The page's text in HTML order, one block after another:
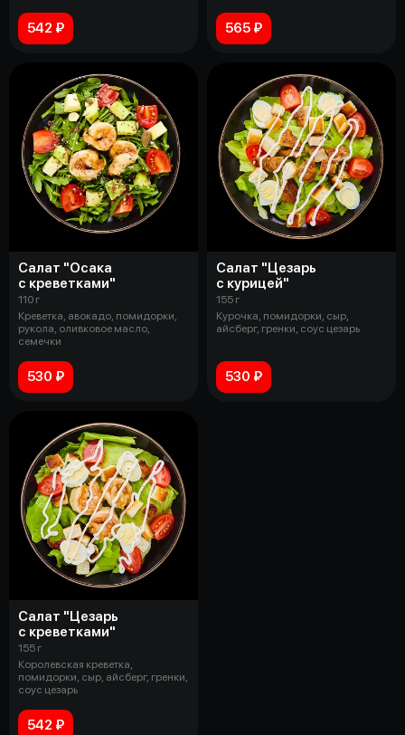
542 ₽ 565 ₽
Салат "Осака
с креветками"
110 г
Креветка, авокадо, помидорки,
рукола, оливковое масло,
семечки
530 ₽
Салат "Цезарь
с курицей"
155 г
Курочка, помидорки, сыр,
айсберг, гренки, соус цезарь
530 ₽
Салат "Цезарь
с креветками"
155 г
Королевская креветка,
помидорки, сыр, айсберг, гренки,
соус цезарь
542 ₽